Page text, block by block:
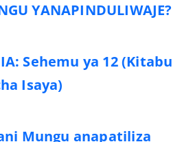
YANAPINDULIWAJE?
Sehemu ya 12 (Kitabu
Isaya)
Mungu anapatiliza